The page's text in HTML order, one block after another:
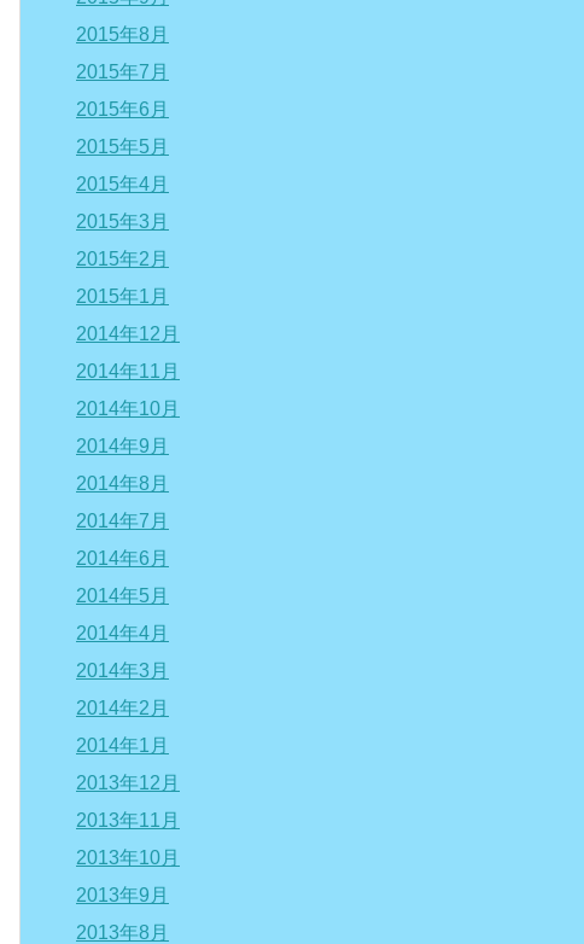
2015年8月
2015年7月
2015年6月
2015年5月
2015年4月
2015年3月
2015年2月
2015年1月
2014年12月
2014年11月
2014年10月
2014年9月
2014年8月
2014年7月
2014年6月
2014年5月
2014年4月
2014年3月
2014年2月
2014年1月
2013年12月
2013年11月
2013年10月
2013年9月
2013年8月